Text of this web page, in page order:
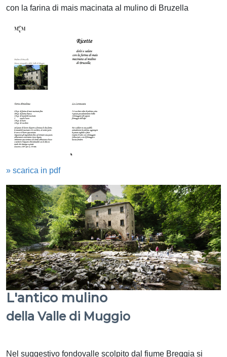
con la farina di mais macinata al mulino di Bruzella
» scarica in pdf
L'antico mulino
della Valle di Muggio
Nel suggestivo fondovalle scolpito dal fiume Breggia si